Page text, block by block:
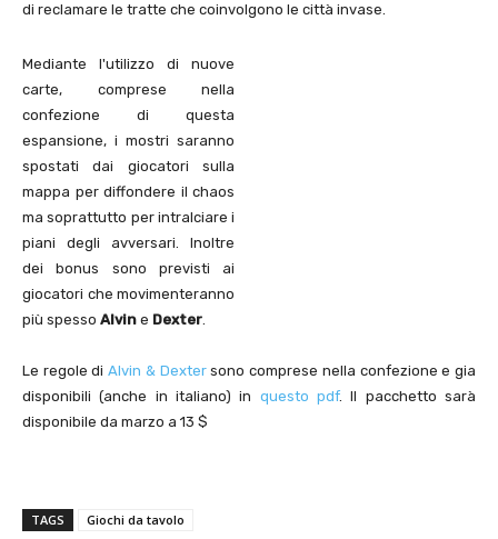
di reclamare le tratte che coinvolgono le città invase.
Mediante l'utilizzo di nuove
carte, comprese nella
confezione di questa
espansione, i mostri saranno
spostati dai giocatori sulla
mappa per diffondere il chaos
ma soprattutto per intralciare i
piani degli avversari. Inoltre
dei bonus sono previsti ai
giocatori che movimenteranno
più spesso Alvin e Dexter.
Le regole diAlvin & Dextersono comprese nella confezione e gia
disponibili (anche in italiano) in questo pdf. Il pacchetto sarà
disponibile da marzo a 13 $
TAGS Giochi da tavolo